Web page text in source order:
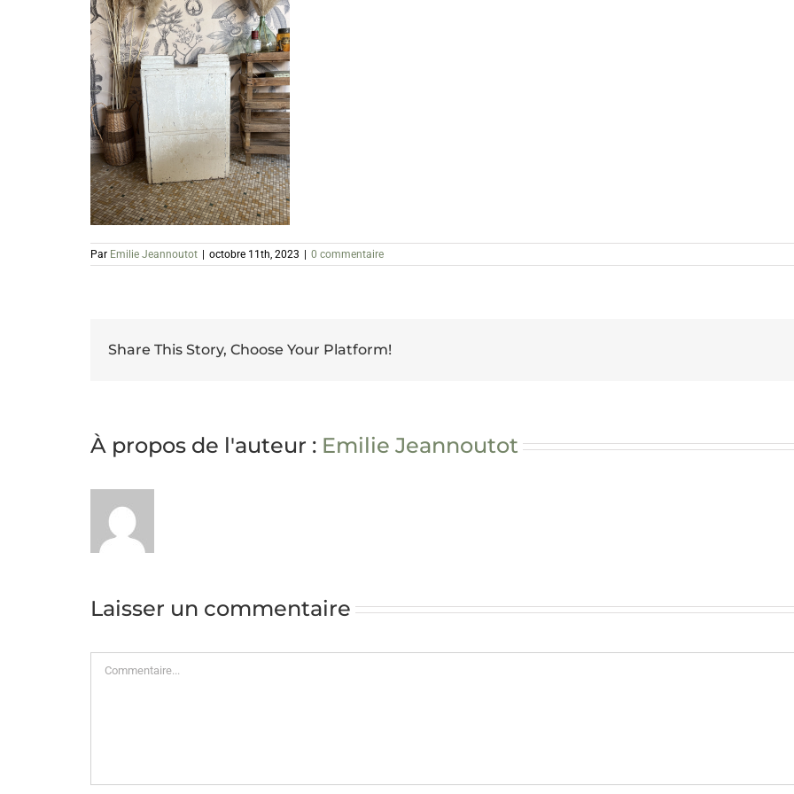
Par Emilie Jeannoutot octobre 11th, 2023 0 commentaire
Share This Story, Choose Your Platform!
À propos de l'auteur : Emilie Jeannoutot
Laisser un commentaire